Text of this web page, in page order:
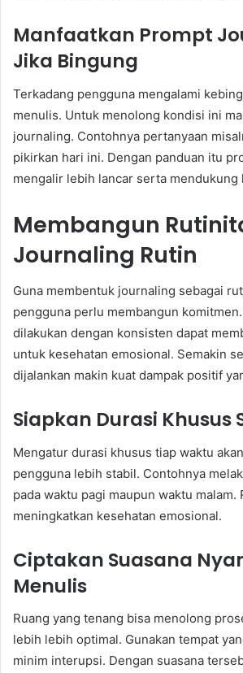
Manfaatkan Prompt
Jika Bingung
Terkadang pengguna mengalami
menulis. Untuk menolong kondisi ini
journaling. Contohnya pertanyaan
pikirkan hari ini. Dengan panduan itu
mengalir lebih lancar serta mendukung
Membangun
Journaling Rutin
Guna membentuk journaling sebagai
pengguna perlu membangun
dilakukan dengan konsisten dapat
untuk kesehatan emosional. Semakin
dijalankan makin kuat dampak positif
Siapkan Durasi Khusus
Mengatur durasi khusus tiap waktu
pengguna lebih stabil. Contohnya
pada waktu pagi maupun waktu malam.
meningkatkan kesehatan emosional.
Ciptakan Suasana
Menulis
Ruang yang tenang bisa menolong
lebih lebih optimal. Gunakan tempat
minim interupsi. Dengan suasana